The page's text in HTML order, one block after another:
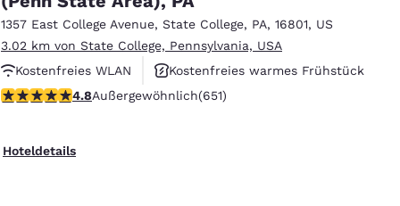
1357 East College Avenue, State College, PA, 16801, US
3.02 km von State College, Pennsylvania, USA
Kostenfreies WLAN
Kostenfreies warmes Frühstück
Rauchfrei
4.76-Sterne-Bewertung. Außergewöhnlich. 651 Bewertungen
4.8Außergewöhnlich(651)
Hoteldetails